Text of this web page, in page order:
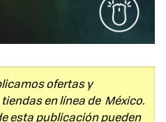
ofertas y
en línea de México.
esta publicación pueden